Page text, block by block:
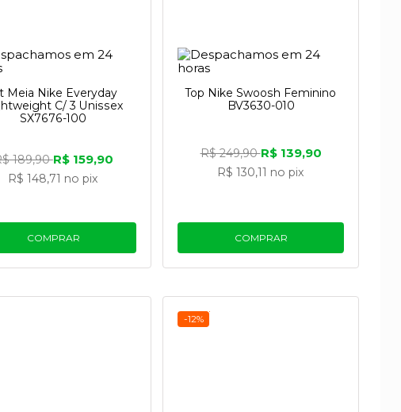
de couro.
de resíduos de fabricação reciclada e são
e compromisso com o esporte em todo o
Meia Nike Everyday
C/ 3 Unissex
SX7676-100
189,90R$ 159,90
R$ 148,71 no pix
COMPRAR
Top Nike Swoosh Feminino
BV3630-010
R$ 249,90R$ 139,90
R$ 130,11 no pix
COMPRAR
-12%